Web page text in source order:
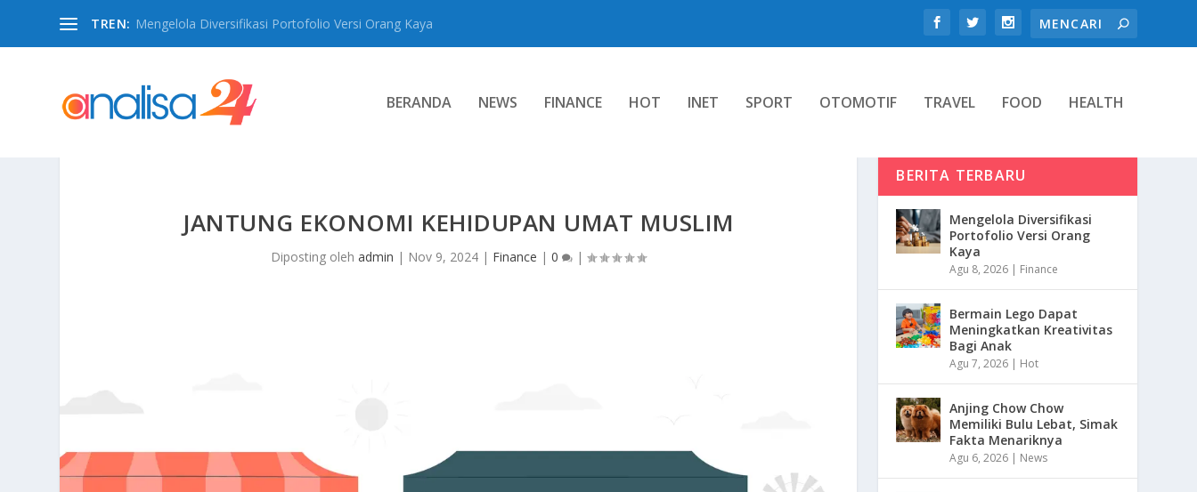
TREN: Mengelola Diversifikasi Portofolio Versi Orang Kaya
BERANDA NEWS FINANCE HOT INET SPORT OTOMOTIF TRAVEL FOOD HEALTH
JANTUNG EKONOMI KEHIDUPAN UMAT MUSLIM
Diposting olehadmin | Nov 9, 2024 | Finance |0 |
BERITA TERBARU
Mengelola Diversifikasi
Portofolio Versi Orang
Kaya
Agu 8, 2026 | Finance
Bermain Lego Dapat
Meningkatkan Kreativitas
Bagi Anak
Agu 7, 2026 | Hot
Anjing Chow Chow
Memiliki Bulu Lebat, Simak
Fakta Menariknya
Agu 6, 2026 | News